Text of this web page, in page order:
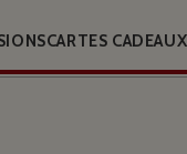
CARTES CADEAUX